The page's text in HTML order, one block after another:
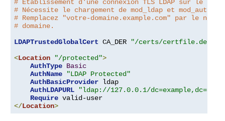
# Etablissement d'une connexion TLS LDAP sur le
# Nécessite le chargement de mod_ldap et
# Remplacez "votre-domaine.example.com" par le nom
# domaine.
LDAPTrustedGlobalCert CA_DER
"/certs/certfile.der"
<Location "/protected">
AuthType Basic
AuthName
"LDAP Protected"
AuthBasicProvider ldap
AuthLDAPURL
"ldap://127.0.0.1/
Require
</Location>